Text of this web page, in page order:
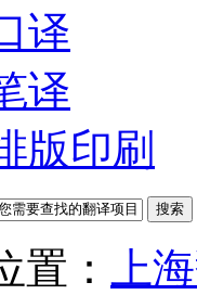
译
译
版印刷
置： 上